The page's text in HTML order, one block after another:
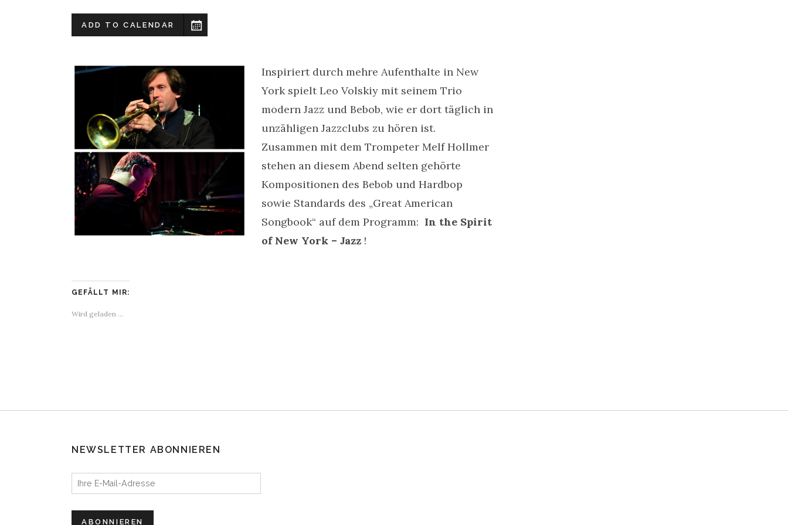
ADD TO CALENDAR
Inspiriert durch mehre Aufenthalte in New
York spielt Leo Volskiy mit seinem Trio
modern Jazz und Bebob, wie er dort täglich in
unzähligen Jazzclubs zu hören ist.
Zusammen mit dem Trompeter Melf Hollmer
stehen an diesem Abend selten gehörte
Kompositionen des Bebob und Hardbop
sowie Standards des „Great American
Songbook“ auf dem Programm: In the Spirit
of New York – Jazz !
GEFÄLLT MIR:
Wird geladen …
NEWSLETTER ABONNIEREN
Ihre E-Mail-Adresse
ABONNIEREN